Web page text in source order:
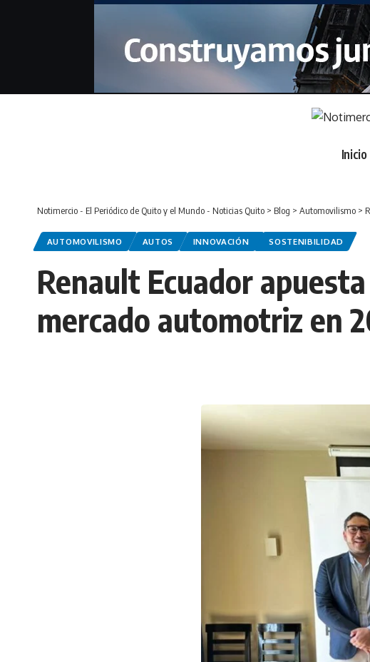
Inicio
Notimercio - El Periódico de Quito y el Mundo - Noticias Quito > Blog > Automovilismo >
AUTOMOVILISMO AUTOS INNOVACIÓN SOSTENIBILIDAD
Renault Ecuador
mercado automotriz en